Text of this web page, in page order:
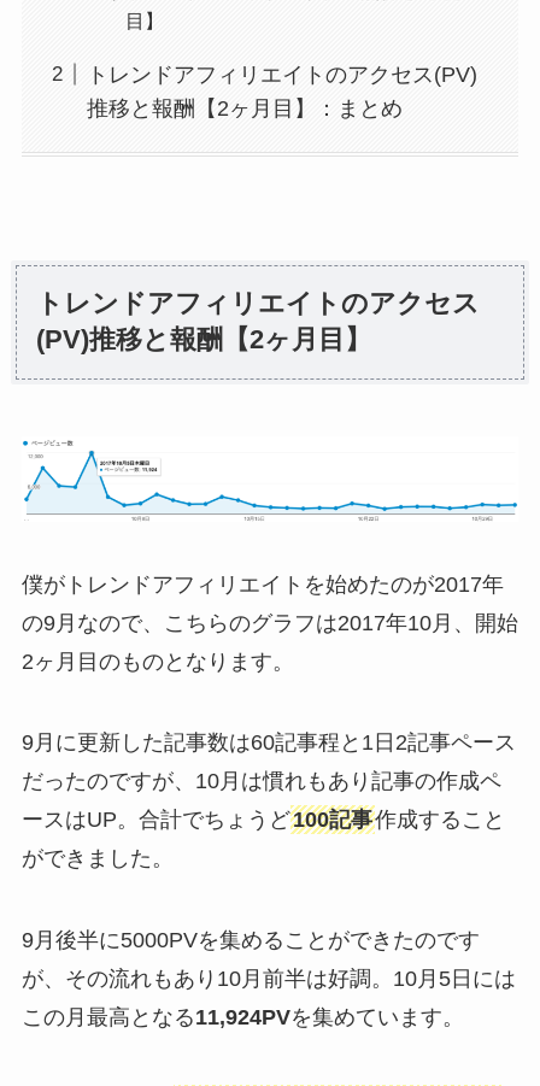
目】
トレンドアフィリエイトのアクセス(PV)
推移と報酬【2ヶ月目】：まとめ
トレンドアフィリエイトのアクセス
(PV)推移と報酬【2ヶ月目】
僕がトレンドアフィリエイトを始めたのが2017年
の9月なので、こちらのグラフは2017年10月、開始
2ヶ月目のものとなります。
9月に更新した記事数は60記事程と1日2記事ペース
だったのですが、10月は慣れもあり記事の作成ペ
ースはUP。合計でちょうど100記事作成すること
ができました。
9月後半に5000PVを集めることができたのです
が、その流れもあり10月前半は好調。10月5日には
この月最高となる11,924PVを集めています。